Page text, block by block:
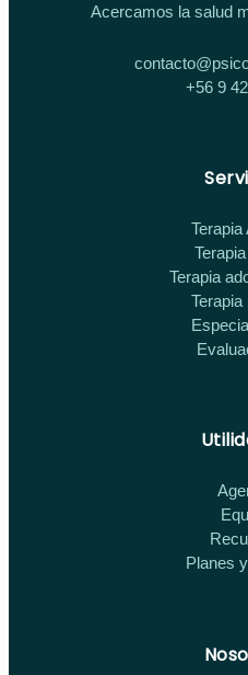
Acercamos la salud
+56 9
Terapia
Terapia
Terapia
Planes